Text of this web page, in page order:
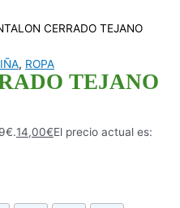
CERRADO TEJANO
, ROPA
TEJANO
14,00€El precio actual es: